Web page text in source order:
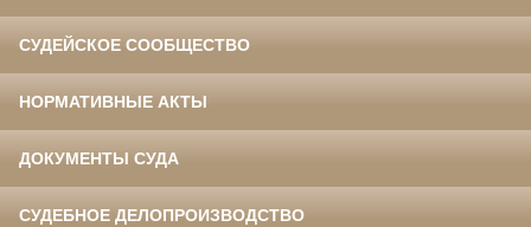
СУДЕЙСКОЕ СООБЩЕСТВО
НОРМАТИВНЫЕ АКТЫ
ДОКУМЕНТЫ СУДА
СУДЕБНОЕ ДЕЛОПРОИЗВОДСТВО